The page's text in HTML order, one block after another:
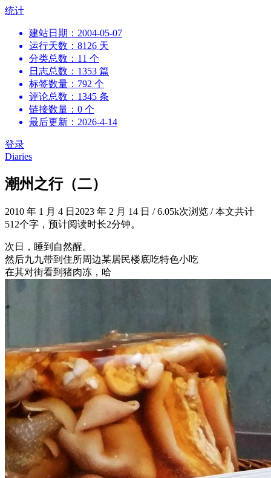
跳
统计
建站日期：2004-05-07
运行天数：8126 天
分类总数：11 个
日志总数：1353 篇
标签数量：792 个
评论总数：1345 条
链接数量：0 个
最后更新：2026-4-14
登录
Diaries
潮州之行（二）
2010 年 1 月 4 日 2023 年 2 月 14 日 /6.05k次浏览 /本文共计
512个字，预计阅读时长2分钟。
次日，睡到自然醒。
然后九九带到住所周边某居民楼底吃特色小吃
在其对街看到猪肉冻，哈